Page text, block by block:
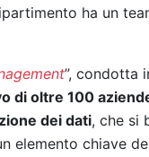
ha un
”, condotta
di oltre 100
dei dati, che si
elemento chiave